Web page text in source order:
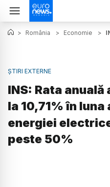
> România > Economie >
ȘTIRI EXTERNE
INS: Rata
la 10,71% în
energiei
peste 50%